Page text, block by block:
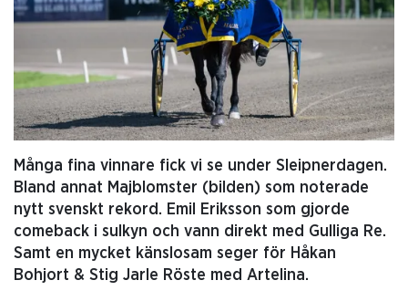
Många fina vinnare fick vi se under Sleipnerdagen.
Bland annat Majblomster (bilden) som noterade
nytt svenskt rekord. Emil Eriksson som gjorde
comeback i sulkyn och vann direkt med Gulliga Re.
Samt en mycket känslosam seger för Håkan
Bohjort & Stig Jarle Röste med Artelina.